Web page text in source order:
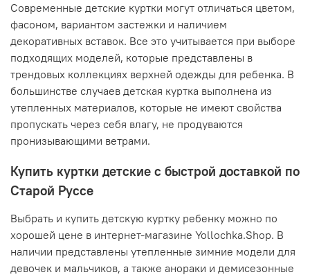
Современные детские куртки могут отличаться цветом,
фасоном, вариантом застежки и наличием
декоративных вставок. Все это учитывается при выборе
подходящих моделей, которые представлены в
трендовых коллекциях верхней одежды для ребенка. В
большинстве случаев детская куртка выполнена из
утепленных материалов, которые не имеют свойства
пропускать через себя влагу, не продуваются
пронизывающими ветрами.
Купить куртки детские с быстрой доставкой по
Старой Руссе
Выбрать и купить детскую куртку ребенку можно по
хорошей цене в интернет-магазине Yollochka.Shop. В
наличии представлены утепленные зимние модели для
девочек и мальчиков, а также анораки и демисезонные